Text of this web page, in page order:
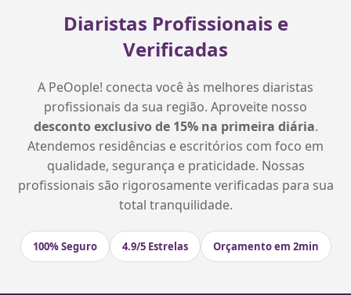
Diaristas Profissionais e
Verificadas
A PeOople! conecta você às melhores diaristas
profissionais da sua região. Aproveite nosso
desconto exclusivo de 15% na primeira diária.
Atendemos residências e escritórios com foco em
qualidade, segurança e praticidade. Nossas
profissionais são rigorosamente verificadas para sua
total tranquilidade.
100% Seguro 4.9/5 Estrelas Orçamento em 2min